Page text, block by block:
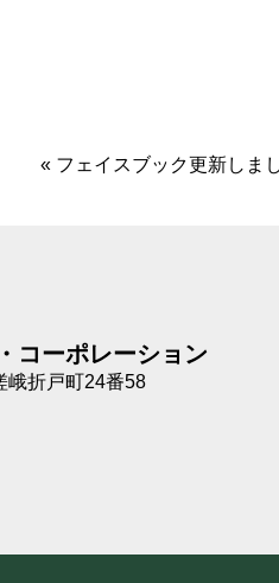
« フェイスブック更新しま
コーポレーション
峨折戸町24番58